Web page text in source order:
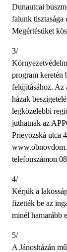
Dunautcai
falunk tisztasága
Megértésüket
3/
program keretén
felújításához. Az
házak
legközelebbi
juthatnak az
Prievozská utca
telefonszámon
4/
Kérjük a
fizették be az
minél hamarább
5/
A Jánosházán